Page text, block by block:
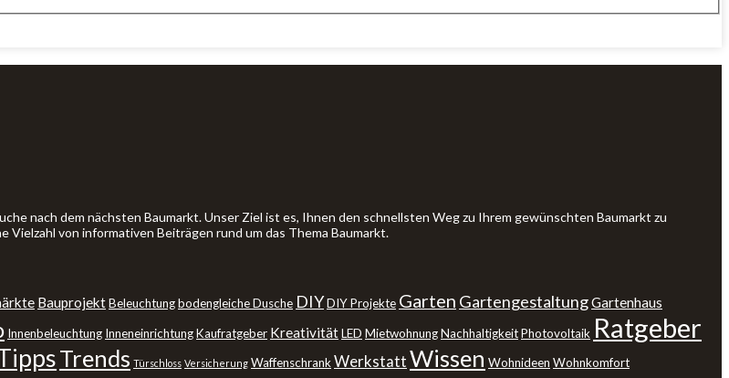
nach dem nächsten Baumarkt. Unser Ziel ist es, Ihnen den schnellsten Weg zu Ihrem gewünschten Baumarkt zu
Vielzahl von informativen Beiträgen rund um das Thema Baumarkt.
BauprojektBeleuchtungbodengleiche Dusche DIYDIY Projekte Garten GartengestaltungGartenhaus
Innenbeleuchtung InneneinrichtungKaufratgeber KreativitätLED MietwohnungNachhaltigkeitPhotovoltaik Ratgeber
Trends Türschloss Versicherung WaffenschrankWerkstattWissen Wohnideen Wohnkomfort